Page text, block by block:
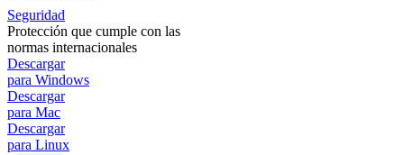
Seguridad
Protección que cumple con las
normas internacionales
Descargar
para Windows
Descargar
para Mac
Descargar
para Linux